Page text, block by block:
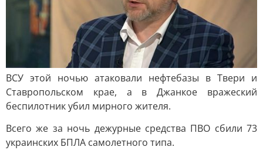
ВСУ этой ночью атаковали нефтебазы в Твери и
Ставропольском крае, а в Джанкое вражеский
беспилотник убил мирного жителя.
Всего же за ночь дежурные средства ПВО сбили 73
украинских БПЛА самолетного типа.